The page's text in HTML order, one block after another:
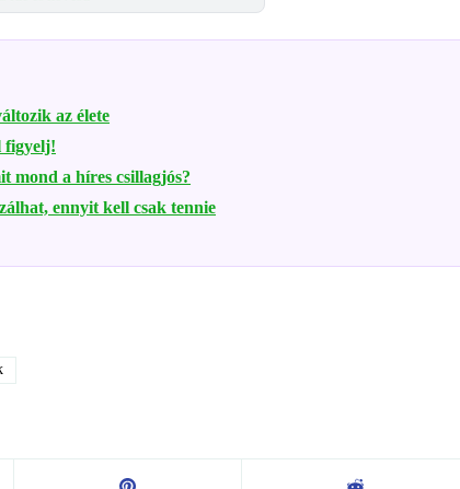
az élete
figyelj!
mond a híres csillagjós?
ennyit kell csak tennie